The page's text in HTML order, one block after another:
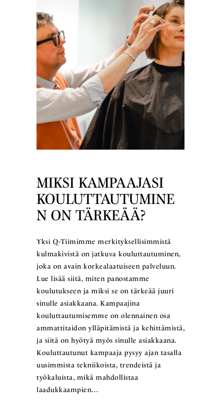
MIKSI KAMPAAJASI
KOULUTTAUTUMINE
N ON TÄRKEÄÄ?
Yksi Q-Tiimimme merkityksellisimmistä
kulmakivistä on jatkuva kouluttautuminen,
joka on avain korkealaatuiseen palveluun.
Lue lisää siitä, miten panostamme
koulutukseen ja miksi se on tärkeää juuri
sinulle asiakkaana. Kampaajina
kouluttautumisemme on olennainen osa
ammattitaidon ylläpitämistä ja kehittämistä,
ja siitä on hyötyä myös sinulle asiakkaana.
Kouluttautunut kampaaja pysyy ajan tasalla
uusimmista tekniikoista, trendeistä ja
työkaluista, mikä mahdollistaa
laadukkaampien…